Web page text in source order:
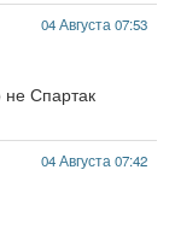
04 Августа 07:53
Спартак
04 Августа 07:42